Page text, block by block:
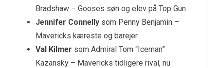
Bradshaw – Gooses søn og elev på Top Gun
Jennifer Connellysom Penny Benjamin –
Mavericks kæreste og barejer
Val Kilmer som Admiral Tom “Iceman”
Kazansky – Mavericks tidligere rival, nu